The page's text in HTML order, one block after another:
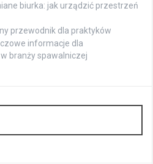
biurka: jak urządzić przestrzeń
przewodnik dla praktyków
informacje dla
branży spawalniczej